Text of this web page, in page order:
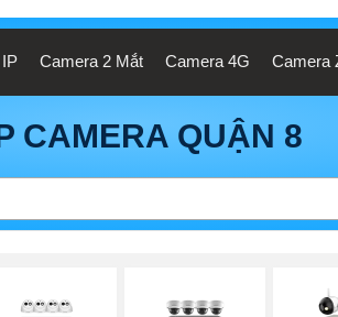
Camera 2 Mắt Camera 4G Camera
CAMERA QUẬN 8